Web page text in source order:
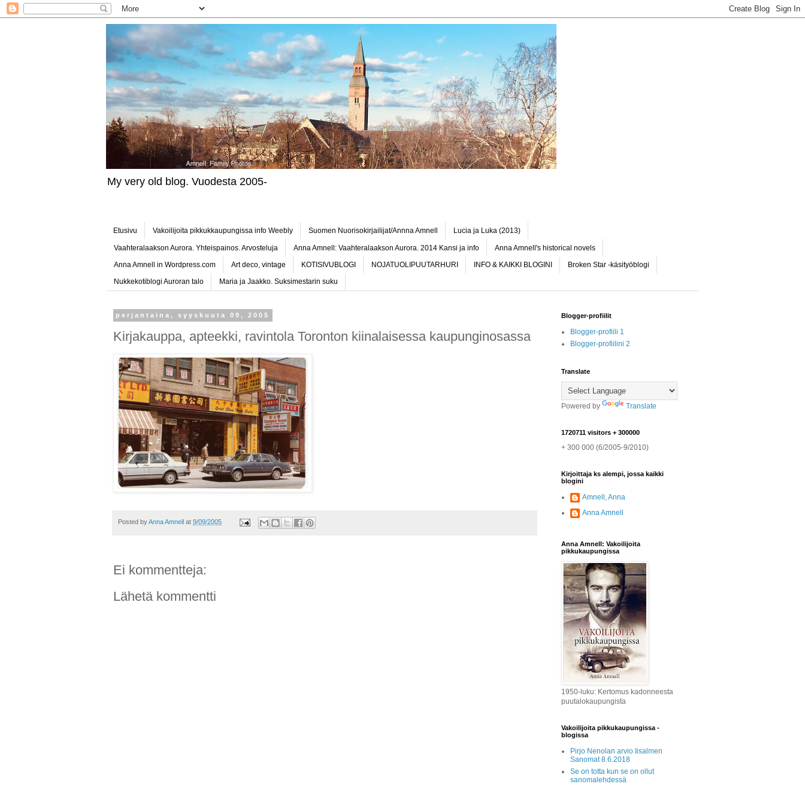
My very old blog. Vuodesta 2005-
Etusivu Vakoilijoita pikkukkaupungissa info Weebly Suomen Nuorisokirjailijat/Annna Amnell Lucia ja Luka (2013)
Vaahteralaakson Aurora. Yhteispainos. Arvosteluja Anna Amnell: Vaahteralaakson Aurora. 2014 Kansi ja info Anna Amnell's historical novels
Anna Amnell in Wordpress.com Art deco, vintage KOTISIVUBLOGI NOJATUOLIPUUTARHURI INFO & KAIKKI BLOGINI Broken Star -käsityöblogi
Nukkekotiblogi Auroran talo Maria ja Jaakko. Suksimestarin suku
perjantaina, syyskuuta 09, 2005
Kirjakauppa, apteekki, ravintola Toronton kiinalaisessa kaupunginosassa
Posted byAnna Amnell at 9/09/2005
Ei kommentteja:
Lähetä kommentti
Blogger-profiilit
Blogger-profiili 1
Blogger-profiilini 2
Translate
Powered by Translate
1720711 visitors + 300000
+ 300 000 (6/2005-9/2010)
Kirjoittaja ks alempi, jossa kaikki
blogini
Amnell, Anna
Anna Amnell
Anna Amnell: Vakoilijoita
pikkukaupungissa
1950-luku: Kertomus kadonneesta
puutalokaupungista
Vakoilijoita pikkukaupungissa -
blogissa
Pirjo Nenolan arvio Iisalmen
Sanomat 8.6.2018
Se on totta kun se on ollut
sanomalehdessä